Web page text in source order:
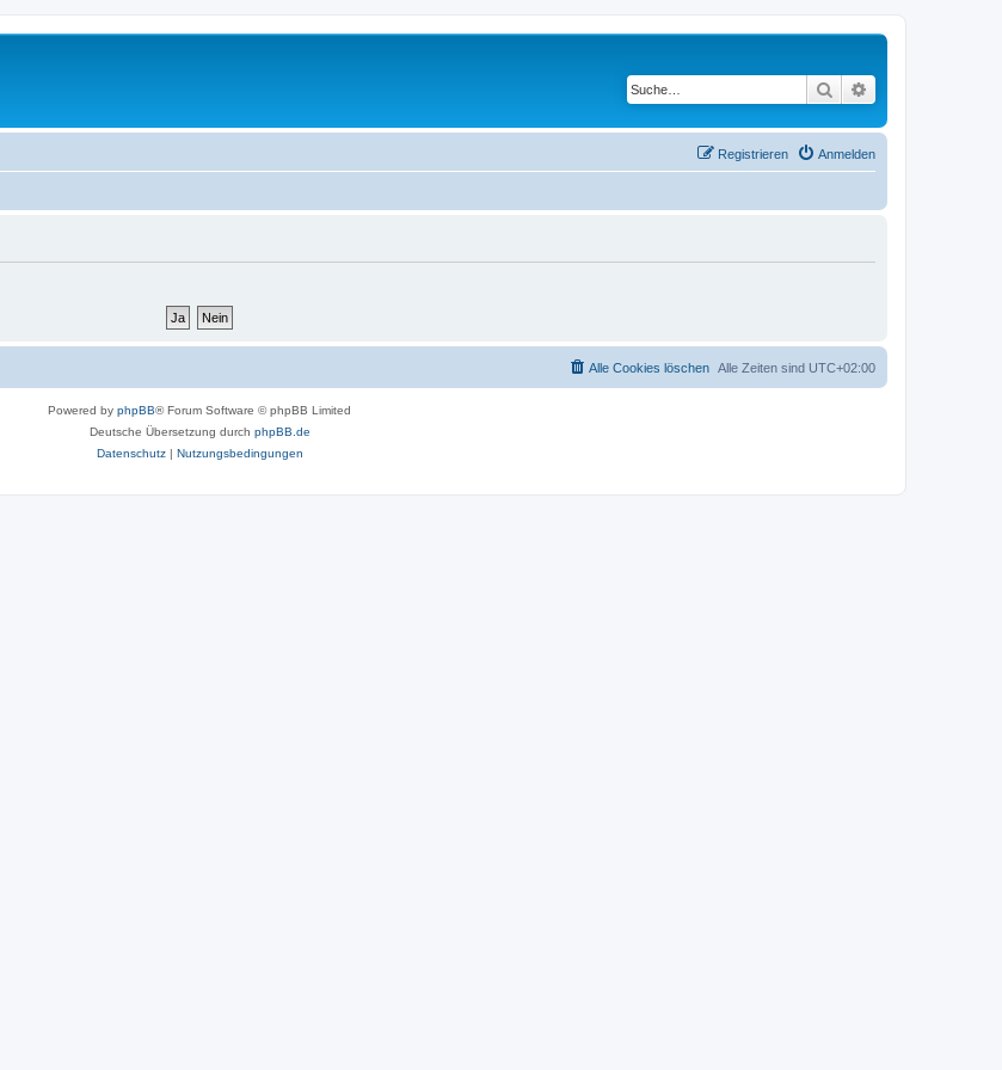
Suche
Anmelden
Registrieren
Alle Zeiten sind UTC+02:00
Alle Cookies löschen
Powered by phpBB® Forum Software © phpBB Limited
Deutsche Übersetzung durch phpBB.de
Datenschutz| Nutzungsbedingungen